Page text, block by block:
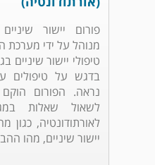
פורום יישור
מנוהל על ידי מערכת
טיפולי יישור
בדגש על טיפולים
נראה. הפורום
לשאול שאלות
לאורתודונטיה, כגון
יישור שיניים, מהו